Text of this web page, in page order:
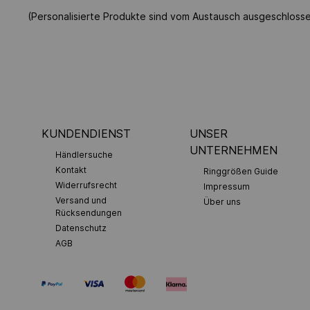
(Personalisierte Produkte sind vom Austausch
KUNDENDIENST
Händlersuche
Kontakt
Widerrufsrecht
Versand und
Rücksendungen
Datenschutz
AGB
UNSER
UNTERNEHMEN
Ringgrößen Guide
Impressum
Über uns